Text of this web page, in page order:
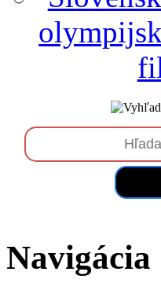
Navigácia